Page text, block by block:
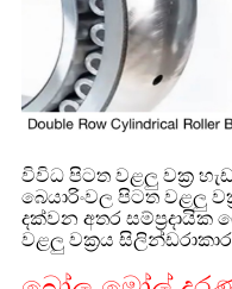
විවිධ පිටත වළලු වක්‍ර
බෙයාරිංවල පිටත වළලු
දක්වන අතර සම්ප්‍රදායික
වළලු වක්‍රය